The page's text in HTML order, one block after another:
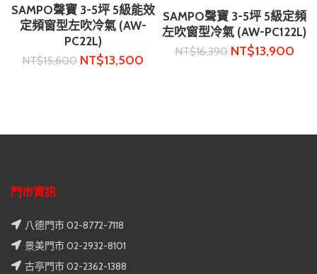
SAMPO聲寶 3-5坪 5級能效
定頻窗型左吹冷氣 (AW-
PC22L)
NT$15,600 NT$13,500
SAMPO聲寶 3-5坪 5級定頻
左吹窗型冷氣 (AW-PC122L)
NT$16,390 NT$13,900
門市資訊
八德門市 02-8772-7118
景美門市 02-2932-8101
古亭門市 02-2362-1388